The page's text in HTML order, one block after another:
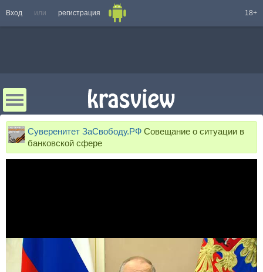
Вход или регистрация 18+
Суверенитет ЗаСвободу.РФ Совещание о ситуации в
банковской сфере